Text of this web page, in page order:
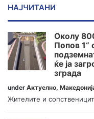
НАЈЧИТАНИ
Околу
Попов 1“
ќе ја
зграда
under Актуелно,
Жителите и